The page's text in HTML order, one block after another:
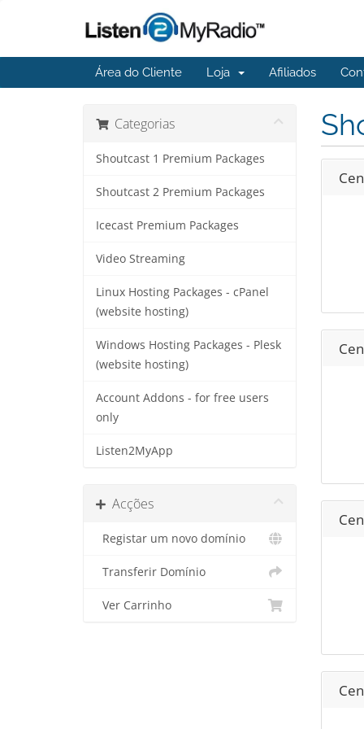
Área do Cliente Loja Afiliados
Categorias
Shoutcast 1 Premium Packages
Shoutcast 2 Premium Packages
Icecast Premium Packages
Video Streaming
Linux Hosting Packages - cPanel
(website hosting)
Windows Hosting Packages - Plesk
(website hosting)
Account Addons - for free users
only
Listen2MyApp
Acções
Registar um novo domínio
Transferir Domínio
Ver Carrinho